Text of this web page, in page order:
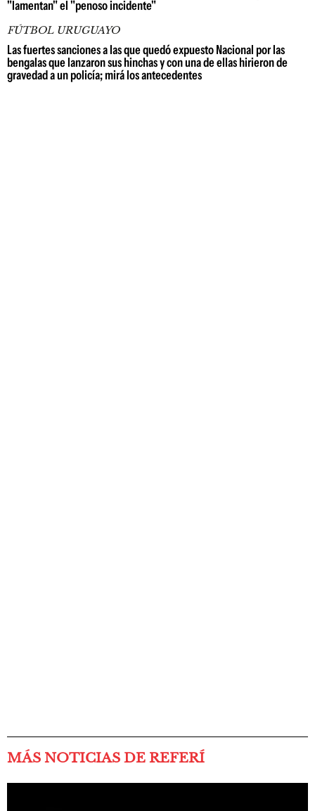
"lamentan" el "penoso incidente"
FÚTBOL URUGUAYO
Las fuertes sanciones a las que quedó expuesto Nacional por las
bengalas que lanzaron sus hinchas y con una de ellas hirieron de
gravedad a un policía; mirá los antecedentes
MÁS NOTICIAS DE REFERÍ